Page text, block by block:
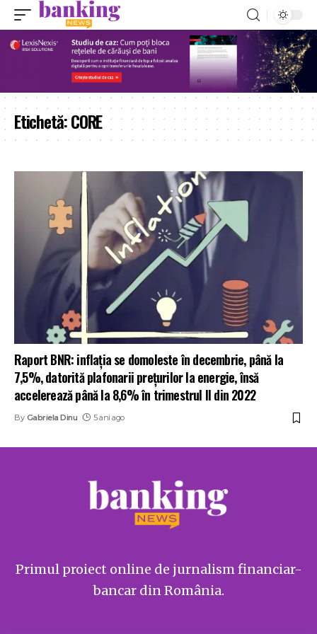
Etichetă:CORE
Raport BNR: inflația se domoleste în decembrie, până la
7,5%, datorită plafonarii prețurilor la energie, însă
accelerează până la 8,6% în trimestrul II din 2022
By Gabriela Dinu 5 ani ago
Primul proiect online de jurnalism financiar-
bancar din România.